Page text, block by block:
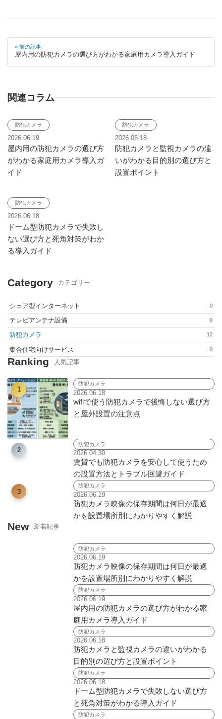
« 前の記事
屋内用の防犯カメラの選び方がわかる家庭用カメラ導入ガイド
関連コラム
防犯カメラ
2026.06.19
屋内用の防犯カメラの選び方
がわかる家庭用カメラ導入ガ
イド
防犯カメラ
2026.06.18
防犯カメラと監視カメラの違
いがわかる目的別の選び方と
設置ポイント
防犯カメラ
2026.06.18
ドーム型防犯カメラで失敗し
ない選び方と死角対策がわか
る導入ガイド
Category カテゴリー
シェア型インターネット 0
テレビアンテナ設備 0
防犯カメラ 12
集合住宅向けサービス​ 0
Ranking 人気記事
1
防犯カメラ
2026.06.18
wifiで使う防犯カメラで後悔しない選び方
と屋外設置の注意点
2
防犯カメラ
2026.04.30
賃貸でも防犯カメラを安心して使うため
の設置方法とトラブル回避ガイド
3
防犯カメラ
2026.06.19
防犯カメラ映像の保存期間は何日が最適
かを設置場所別にわかりやすく解説
New 新着記事
防犯カメラ
2026.06.19
防犯カメラ映像の保存期間は何日が最適
かを設置場所別にわかりやすく解説
防犯カメラ
2026.06.19
屋内用の防犯カメラの選び方がわかる家
庭用カメラ導入ガイド
防犯カメラ
2026.06.18
防犯カメラと監視カメラの違いがわかる
目的別の選び方と設置ポイント
防犯カメラ
2026.06.18
ドーム型防犯カメラで失敗しない選び方
と死角対策がわかる導入ガイド
防犯カメラ